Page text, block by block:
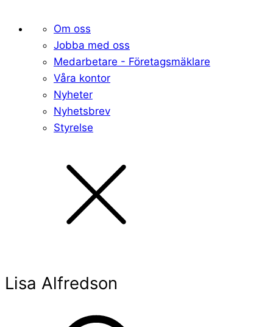
Om oss
Jobba med oss
Medarbetare - Företagsmäklare
Våra kontor
Nyheter
Nyhetsbrev
Styrelse
Lisa Alfredson